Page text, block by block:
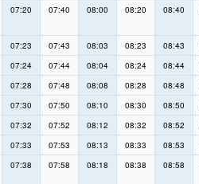
07:20 07:40 08:00 08:20 08:40
07:23 07:43 08:03 08:23 08:43
07:24 07:44 08:04 08:24 08:44
07:28 07:48 08:08 08:28 08:48
07:30 07:50 08:10 08:30 08:50
07:32 07:52 08:12 08:32 08:52
07:33 07:53 08:13 08:33 08:53
07:38 07:58 08:18 08:38 08:58